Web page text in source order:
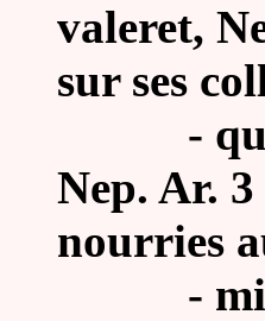
valeret,
sur ses
- quo
Nep. Ar.
nourries
- milites